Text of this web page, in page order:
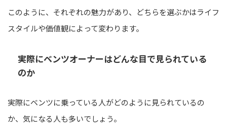
このように、それぞれの魅力があり、どちらを選ぶかはライフ
スタイルや価値観によって変わります。
実際にベンツオーナーはどんな目で見られている
のか
実際にベンツに乗っている人がどのように見られているの
か、気になる人も多いでしょう。